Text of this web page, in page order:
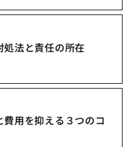
処法と責任の所在
費用を抑える３つのコ